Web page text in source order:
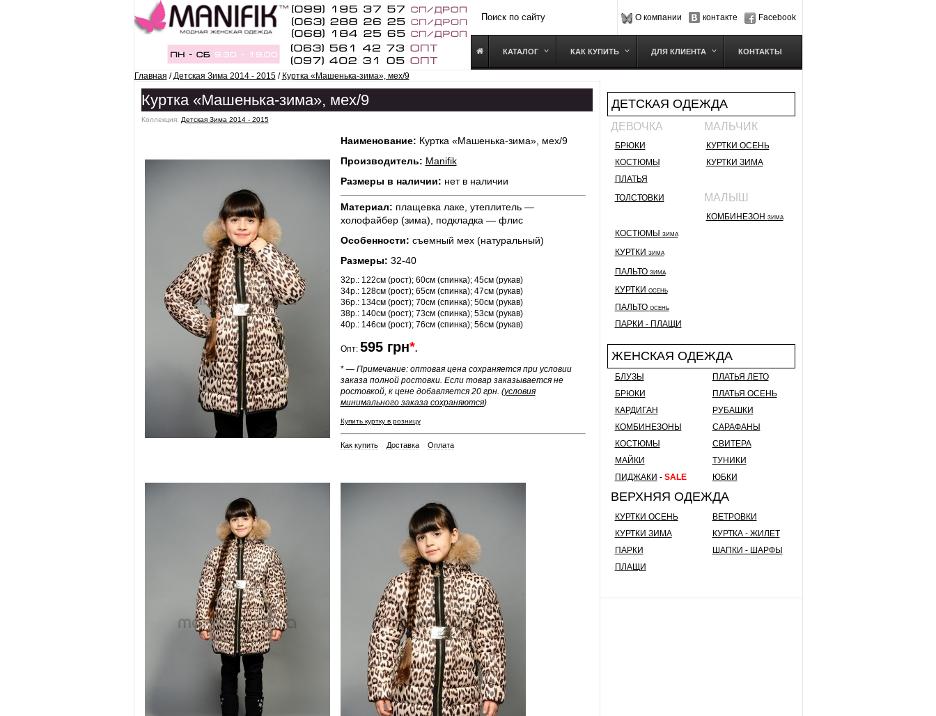
О компании контакте Facebook
КАТАЛОГ КАК КУПИТЬ ДЛЯ КЛИЕНТА КОНТАКТЫ
Главная /Детская Зима 2014 - 2015/ Куртка «Машенька-зима», мех/9
ДЕТСКАЯ ОДЕЖДА
ДЕВОЧКА МАЛЬЧИК
БРЮКИ
КУРТКИ ОСЕНЬ
КОСТЮМЫ
КУРТКИ ЗИМА
ПЛАТЬЯ
ТОЛСТОВКИ
МАЛЫШ
КОМБИНЕЗОН ЗИМА
КОСТЮМЫ ЗИМА
КУРТКИ ЗИМА
ПАЛЬТО ЗИМА
КУРТКИ ОСЕНЬ
ПАЛЬТО ОСЕНЬ
ПАРКИ - ПЛАЩИ
ЖЕНСКАЯ ОДЕЖДА
БЛУЗЫ
ПЛАТЬЯ ЛЕТО
БРЮКИ
ПЛАТЬЯ ОСЕНЬ
КАРДИГАН
РУБАШКИ
КОМБИНЕЗОНЫ
САРАФАНЫ
КОСТЮМЫ
СВИТЕРА
МАЙКИ
ТУНИКИ
ПИДЖАКИ - SALE ЮБКИ
ВЕРХНЯЯ ОДЕЖДА
КУРТКИ ОСЕНЬ
ВЕТРОВКИ
КУРТКИ ЗИМА
КУРТКА - ЖИЛЕТ
ПАРКИ
ШАПКИ - ШАРФЫ
ПЛАЩИ
Куртка «Машенька-зима», мех/9
Коллекция: Детская Зима 2014 - 2015ˑ
Наименование: Куртка «Машенька-зима», мех/9
Производитель: Manifik
Размеры в наличии: нет в наличии
Материал: плащевка лаке, утеплитель —
холофайбер (зима), подкладка — флис
Особенности: съемный мех (натуральный)
Размеры: 32-40
32р.: 122см (рост); 60см (спинка); 45см (рукав)
34р.: 128см (рост); 65см (спинка); 47см (рукав)
36р.: 134см (рост); 70см (спинка); 50см (рукав)
38р.: 140см (рост); 73см (спинка); 53см (рукав)
40р.: 146см (рост); 76см (спинка); 56см (рукав)
Опт: 595грн*.
* — Примечание: оптовая цена сохраняется при условии
заказа полной ростовки. Если товар заказывается не
ростовкой, к цене добавляется 20 грн. (условия
минимального заказа сохраняются)
Купить куртку в розницу
Как купить Доставка Оплата